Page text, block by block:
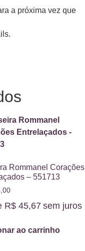
a próxima vez que
Rommanel Corações
– 551713
R$ 45,67 sem juros
ao carrinho